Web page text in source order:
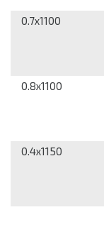
0.7x1100
0.8x1100
0.4x1150